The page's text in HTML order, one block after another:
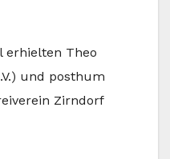
erhielten Theo
und posthum
Zirndorf